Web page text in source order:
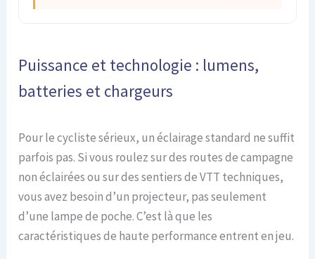
Puissance et technologie : lumens,
batteries et chargeurs
Pour le cycliste sérieux, un éclairage standard ne suffit
parfois pas. Si vous roulez sur des routes de campagne
non éclairées ou sur des sentiers de VTT techniques,
vous avez besoin d’un projecteur, pas seulement
d’une lampe de poche. C’est là que les
caractéristiques de haute performance entrent en jeu.